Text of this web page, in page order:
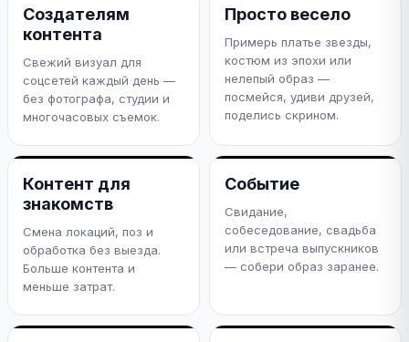
Создателям
контента
Свежий визуал для
соцсетей каждый день —
без фотографа, студии и
многочасовых съемок.
Просто весело
Примерь платье звезды,
костюм из эпохи или
нелепый образ —
посмейся, удиви друзей,
поделись скрином.
Контент для
знакомств
Смена локаций, поз и
обработка без выезда.
Больше контента и
меньше затрат.
Событие
Свидание,
собеседование, свадьба
или встреча выпускников
— собери образ заранее.